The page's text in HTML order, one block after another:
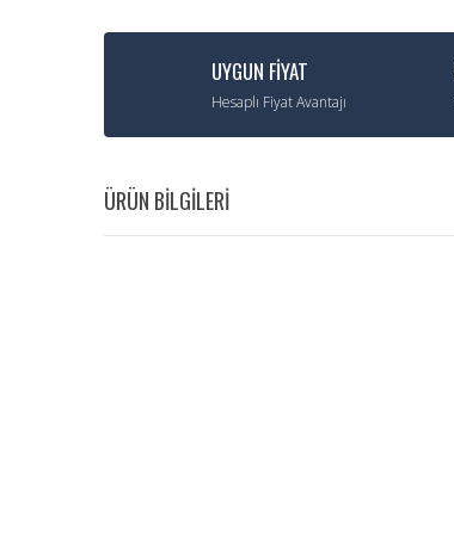
UYGUN FİYAT
Hesaplı Fiyat Avantajı
ÜRÜN BİLGİLERİ